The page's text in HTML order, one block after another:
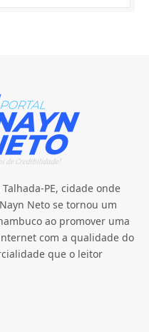
PE, cidade onde
Neto se tornou um
ao promover uma
com a qualidade do
que o leitor